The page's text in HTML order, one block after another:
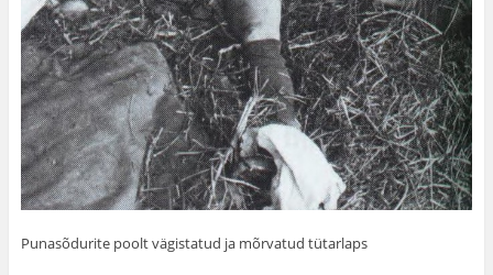
Punasõdurite poolt vägistatud ja mõrvatud tütarlaps